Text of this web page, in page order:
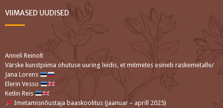
VIIMASED UUDISED
Anneli Reinolt
Värske kunstpiima ohutuse uuring leidis, et mitmetes esineb raskemetalle/
Jana Lorens
Elerin Vesso
Ketlin Reis
Imetamisnõustaja baaskoolitus (jaanuar – aprill 2025)